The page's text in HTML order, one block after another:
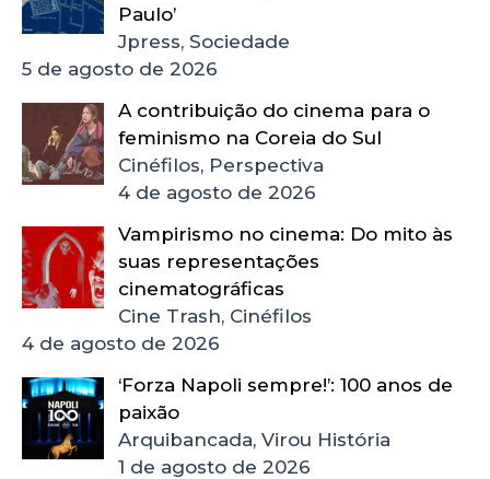
Paulo’
Jpress, Sociedade
5 de agosto de 2026
A contribuição do cinema para o
feminismo na Coreia do Sul
Cinéfilos, Perspectiva
4 de agosto de 2026
Vampirismo no cinema: Do mito às
suas representações
cinematográficas
Cine Trash, Cinéfilos
4 de agosto de 2026
‘Forza Napoli sempre!’: 100 anos de
paixão
Arquibancada, Virou História
1 de agosto de 2026